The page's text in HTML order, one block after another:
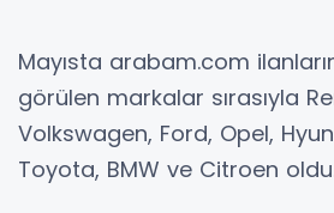
Mayısta arabam.com
görülen markalar sırasıyla
Volkswagen, Ford, Opel,
Toyota, BMW ve Citroen